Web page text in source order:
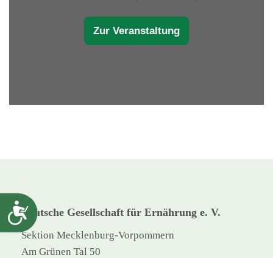
Barrierefreiheit
Zur Veranstaltung
Deutsche Gesellschaft für Ernährung e. V.
Sektion Mecklenburg-Vorpommern
Am Grünen Tal 50